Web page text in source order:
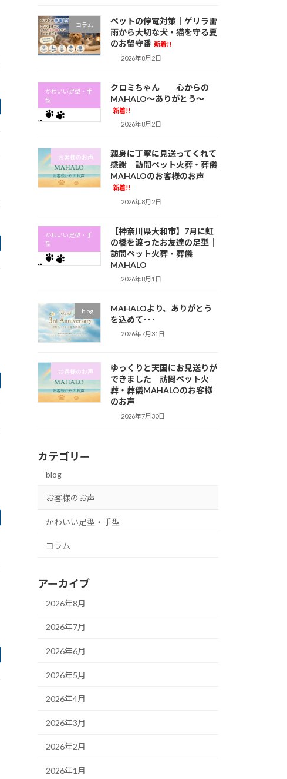
コラム
ペットの停電対策｜ゲリラ雷
雨から大切な犬・猫を守る夏
のお留守番 新着!!
2026年8月2日
かわいい足型・手
型
クロミちゃん 心からの
MAHALO～ありがとう～
新着!!
2026年8月2日
お客様のお声
親身に丁寧に見送ってくれて
感謝｜訪問ペット火葬・葬儀
MAHALOのお客様のお声
新着!!
2026年8月2日
かわいい足型・手
型
【神奈川県大和市】7月に虹
の橋を渡ったお友達の足型｜
訪問ペット火葬・葬儀
MAHALO
2026年8月1日
blog
MAHALOより、ありがとう
を込めて･･･
2026年7月31日
お客様のお声
ゆっくりと天国にお見送りが
できました｜訪問ペット火
葬・葬儀MAHALOのお客様
のお声
2026年7月30日
カテゴリー
blog
お客様のお声
かわいい足型・手型
コラム
アーカイブ
2026年8月
2026年7月
2026年6月
2026年5月
2026年4月
2026年3月
2026年2月
2026年1月